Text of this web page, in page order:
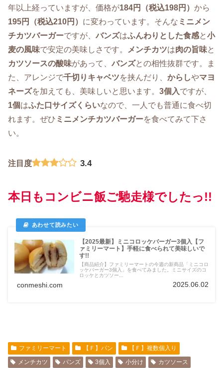
年以上経っていますが、価格が184円（税込198円） から
195円（税込210円） に変わっています。そんな ミニメン
チカツバーガーですが、 バンズはふんわりとした食感と小
麦の風味で安定の美味しさです。 メンチカツは肉の旨味と
カツソースの酸味があって、 バンズとの相性抜群です。ま
た、アレンジで千切りキャベツを挟んだり、 からしやマヨ
ネーズを加えても、美味しいと思います。 3個入ですが、
1個はふた口サイズくらいなので、一人でも普通に食べ切
れます。ぜひ ミニメンチカツバーガーを食べてみて下さ
い。
注目度 3.4
本日もコンビニ飯ご馳走様でしたっ!!
【2025最新】ミニコロッケバーガー3個入【フ
ァミリーマート】手軽に食べられて美味しいで
す!!
【商品紹介】ファミリーマートの今週の新商品「ミニコロ
ッケバーガー3個入」を食べてみました。ミニサイズのコ
ロッケとカツソー...
conmeshi.com 2025.06.02
ファミリーマート 【Ｆ】パン
【Ｆ】複数個入り
メンチカツ
パンズ 3個入 小分け
カツソース